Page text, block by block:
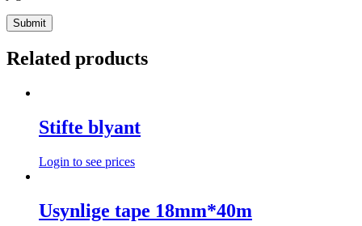
Related products
Stifte blyant
Login to see prices
Usynlige tape 18mm*40m